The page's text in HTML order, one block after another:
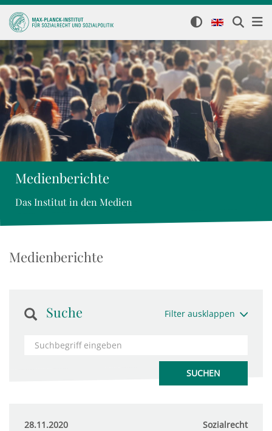
Medienberichte
Das Institut in den Medien
Medienberichte
Suche Filter ausklappen
28.11.2020 Sozialrecht